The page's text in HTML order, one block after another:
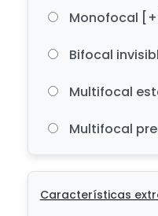
Monofocal
Bifocal
Multifocal
Multifocal
Características